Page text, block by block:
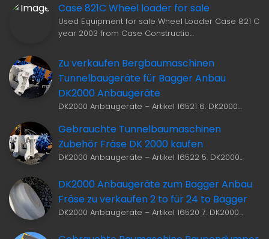
Case 821C Wheel loader for sale
Used Equipment for sale Wheel Loader Case 821 C
year 2003 from Case Constructio…
Zu verkaufen Bergbaumaschinen
Tunnelbaugeräte für Bagger Anbau
DK2000 Anbaugeräte
DK2000 Anbaugeräte – Artikel 16521 6. DK2000…
Gebrauchte Tunnelbaumaschinen
Zubehör Fräse DK 2000 kaufen
DK2000 Anbaugeräte – Artikel 16522 5. DK2000…
DK2000 Anbaugeräte zum Bagger Anbau
Fräse zu verkaufen 2 to für 24 to Bagger
DK2000 Anbaugeräte – Artikel 16520 7. DK2000…